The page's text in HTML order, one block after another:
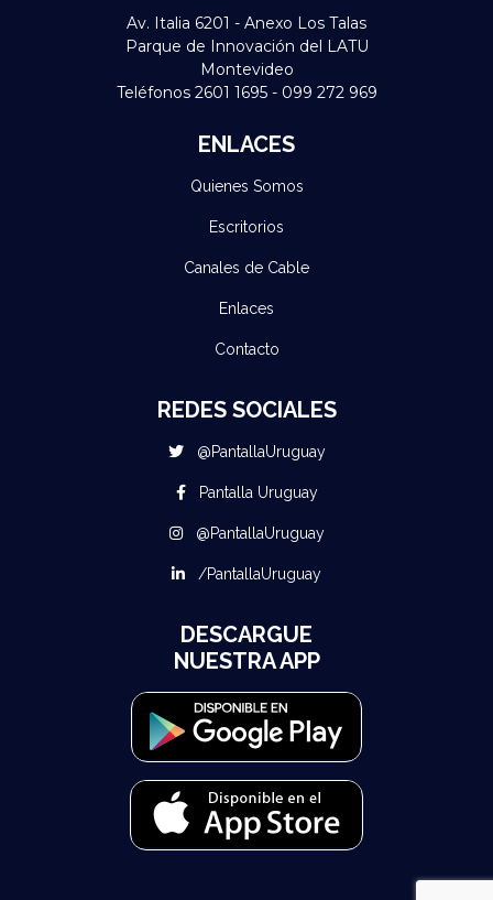
Av. Italia 6201 - Anexo Los Talas
Parque de Innovación del LATU
Montevideo
Teléfonos 2601 1695 - 099 272 969
ENLACES
Quienes Somos
Escritorios
Canales de Cable
Enlaces
Contacto
REDES SOCIALES
@PantallaUruguay
Pantalla Uruguay
@PantallaUruguay
/PantallaUruguay
DESCARGUE
NUESTRA APP